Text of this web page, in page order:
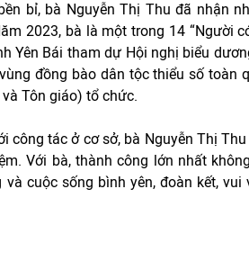
bỉ, bà Nguyễn Thị Thu đã nhận
2023, bà là một trong 14 “Người
Yên Bái tham dự Hội nghị biểu
đồng bào dân tộc thiểu số toàn
Tôn giáo) tổ chức.
công tác ở cơ sở, bà Nguyễn Thị
Với bà, thành công lớn nhất
cuộc sống bình yên, đoàn kết,